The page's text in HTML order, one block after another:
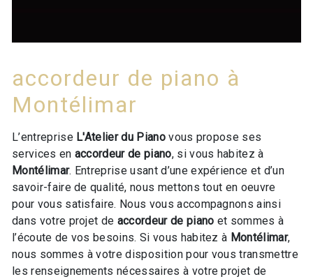
accordeur de piano à
Montélimar
L’entreprise L'Atelier du Pianovous propose ses
services en accordeur de piano, si vous habitez à
Montélimar. Entreprise usant d’une expérience et d’un
savoir-faire de qualité, nous mettons tout en oeuvre
pour vous satisfaire. Nous vous accompagnons ainsi
dans votre projet de accordeur de piano et sommes à
l’écoute de vos besoins. Si vous habitez à Montélimar,
nous sommes à votre disposition pour vous transmettre
les renseignements nécessaires à votre projet de